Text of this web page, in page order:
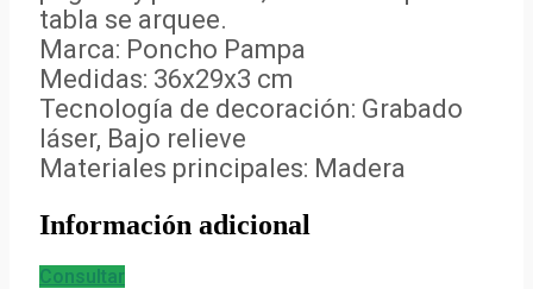
tabla se arquee.
Marca: Poncho Pampa
Medidas: 36x29x3 cm
Tecnología de decoración: Grabado
láser, Bajo relieve
Materiales principales: Madera
Información adicional
Consultar